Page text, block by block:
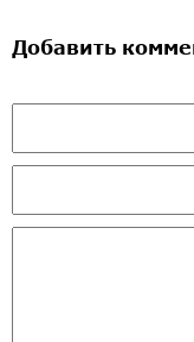
Добавить